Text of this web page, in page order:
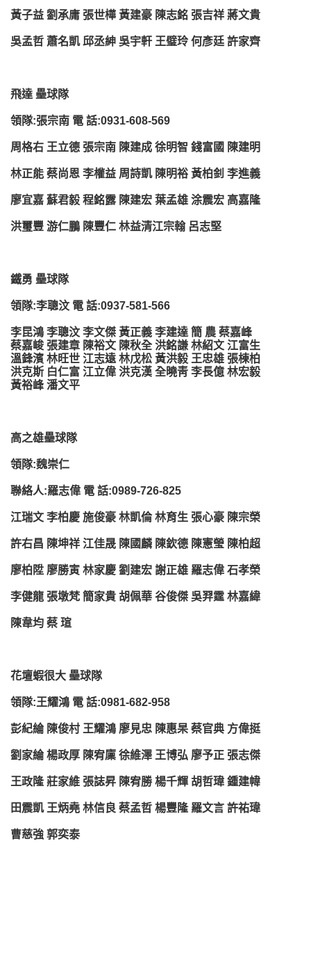
黃子益 劉承庸 張世樺 黃建豪 陳志銘 張吉祥 蔣文貴
吳孟哲 蕭名凱 邱丞紳 吳宇軒 王璧玲 何彥廷 許家齊
飛達 壘球隊
領隊:張宗南 電 話:0931-608-569
周格右 王立德 張宗南 陳建成 徐明智 錢富國 陳建明
林正能 蔡尚恩 李權益 周詩凱 陳明裕 黃柏釗 李進義
廖宜嘉 蘇君毅 程銘露 陳建宏 葉孟雄 涂震宏 高嘉隆
洪璽豐 游仁鵬 陳豐仁 林益清江宗翰 呂志堅
鐵勇 壘球隊
領隊:李聰汶 電 話:0937-581-566
李昆鴻 李聰汶 李文傑 黃正義 李建達 簡 農 蔡嘉峰
蔡嘉峻 張建章 陳裕文 陳秋全 洪銘謙 林紹文 江富生
溫鋒濱 林旺世 江志遠 林戊松 黃洪毅 王忠雄 張棟柏
洪克斯 白仁富 江立偉 洪克漢 全曉靑 李長億 林宏毅
黃裕峰 潘文平
高之雄壘球隊
領隊:魏崇仁
聯絡人:羅志偉 電 話:0989-726-825
江瑞文 李柏慶 施俊豪 林凱倫 林育生 張心豪 陳宗榮
許右昌 陳坤祥 江佳晟 陳國麟 陳欽德 陳憲瑩 陳柏超
廖柏陞 廖勝寅 林家慶 劉建宏 謝正雄 羅志偉 石孝榮
李健龍 張墩梵 簡家貴 胡佩華 谷俊傑 吳羿霆 林嘉緯
陳韋均 蔡 瑄
花壇蝦很大 壘球隊
領隊:王耀鴻 電 話:0981-682-958
彭紀綸 陳俊村 王耀鴻 廖見忠 陳惠杲 蔡官典 方偉挺
劉家綸 楊政厚 陳宥廩 徐維澤 王博弘 廖予正 張志傑
王政隆 莊家維 張誌昇 陳宥勝 楊千輝 胡哲瑋 鍾建幃
田震凱 王炳堯 林信良 蔡孟哲 楊豐隆 羅文言 許祐瑋
曹慈強 郭奕泰